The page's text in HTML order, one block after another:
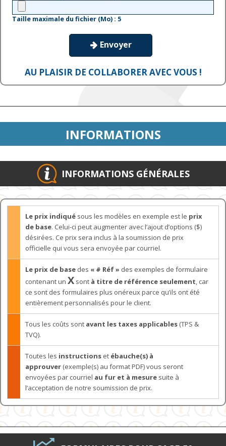
Taille maximale du fichier (Mo) : 5
 Envoyer
AU PLAISIR DE COLLABORER AVEC VOUS !
INFORMATIONS
INFORMATIONS GÉNÉRALES
Le prix indiqué sous les modèles en exemple est le prix
de base. Celui-ci peut augmenter avec l’ajout d’options ($)
désirées. Ce prix sera inclus à la soumission de prix
officielle qui vous sera envoyée par courriel.
Le prix de base des « # Réf » des exemples de formulaire
contenant un X sont à titre de référence seulement, car
ce sont des formulaires plus onéreux parce qu’ils ont été
entièrement personnalisés pour le client.
Tous les coûts sont avant les taxes applicables (TPS &
TVQ).
Toutes les instructions et ébauche(s) à
approuver (exemple(s) au format PDF) vous seront
envoyées par courriel au fur et à mesure suite à
l’acceptation de notre soumission de prix.